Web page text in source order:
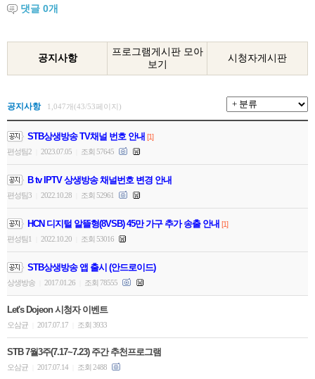
댓글 0개
공지사항
프로그램게시판 모아
보기
시청자게시판
공지사항 1,047개(43/53페이지)
STB상생방송 TV채널 번호 안내 [1]
편성팀2
2023.07.05 조회 57645
B tv IPTV 상생방송 채널번호 변경 안내
편성팀3 2022.10.28 조회 52961
HCN 디지털 알뜰형(8VSB) 45만 가구 추가 송출 안내 [1]
편성팀1
2022.10.20 조회 53016
STB상생방송 앱 출시 (안드로이드)
상생방송 2017.01.26 조회 78555
Let's Dojeon 시청자 이벤트
오삼균 2017.07.17 조회 3933
STB 7월3주(7.17~7.23) 주간 추천프로그램
오삼균 2017.07.14 조회 2488